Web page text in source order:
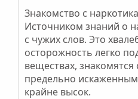
Знакомство с
Источником знаний о
с чужих слов. Это
осторожность легко
веществах,
предельно
крайне высок.